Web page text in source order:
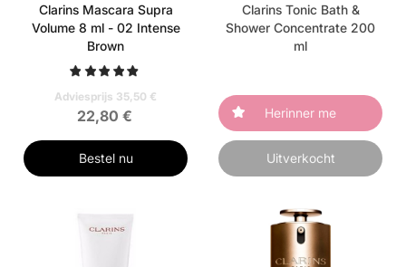
Clarins Mascara Supra
Volume 8 ml - 02 Intense
Brown
Adviesprijs 35,50 €
22,80 €
Bestel nu
Clarins Tonic Bath &
Shower Concentrate 200
ml
Herinner me
Uitverkocht